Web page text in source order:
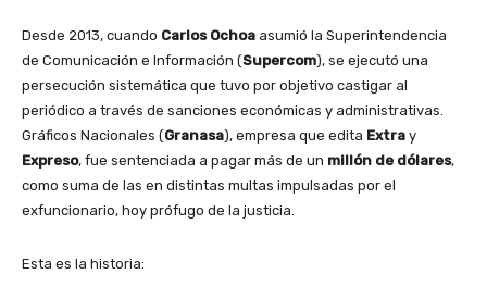
Desde 2013, cuando Carlos Ochoa asumió la Superintendencia
de Comunicación e Información (Supercom), se ejecutó una
persecución sistemática que tuvo por objetivo castigar al
periódico a través de sanciones económicas y administrativas.
Gráficos Nacionales (Granasa), empresa que edita Extra y
Expreso, fue sentenciada a pagar más de un millón de dólares,
como suma de las en distintas multas impulsadas por el
exfuncionario, hoy prófugo de la justicia.
Esta es la historia: